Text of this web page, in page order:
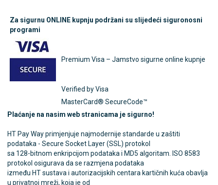
Za sigurnu ONLINE kupnju podržani su slijedeći siguronosni
programi
Premium Visa – Jamstvo sigurne online kupnje
Verified by Visa
MasterCard® SecureCode™
Plaćanje na nasim web stranicama je sigurno!
HT Pay Way primjenjuje najmodernije standarde u zaštiti
podataka - Secure Socket Layer (SSL) protokol
sa 128-bitnom enkripcijom podataka i MD5 algoritam. ISO 8583
protokol osigurava da se razmjena podataka
između HT sustava i autorizacijskih centara kartičnih kuća obavlja
u privatnoj mreži, koja je od